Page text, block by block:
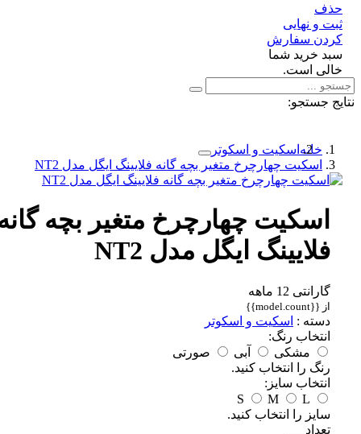
و نهایی
سفارش
خرید شما
است.
جستجو:
خانهاسکیت و اسکوتر
اسکیت چهارچرخ متغیر بچه گانه فلایینگ ایگل مدل NT2
اسکیت چهارچرخ متغیر بچه گانه
فلایینگ ایگل مدل NT2
گارانتی 12 ماهه
دسته :اسکیت و اسکوتر
انتخاب رنگ:
مشکی
آبی
صورتی
رنگ را انتخاب کنید.
انتخاب سایز:
S
M
سایز را انتخاب کنید.